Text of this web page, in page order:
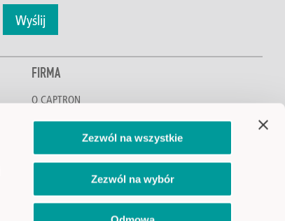
Zezwól na wszystkie
Zezwól na wybór
Wyślij
FIRMA
O CAPTRON
Ochrona środowiska i klimatu
Kariera
Aktualności i wydarzenia